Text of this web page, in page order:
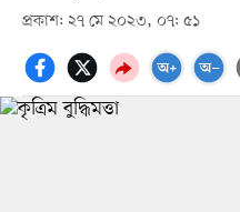
প্রকাশ: ২৭ মে ২০২৩, ০৭: ৫১